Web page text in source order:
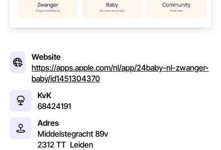
Website
https://apps.apple.com/nl/app/24baby-nl-zwanger-
baby/id1451304370
KvK
68424191
Adres
Middelstegracht 89v
2312 TT Leiden